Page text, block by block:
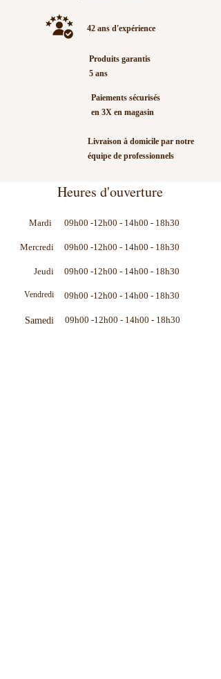
42 ans d'expérience
Produits garantis
5 ans
Paiements sécurisés
en 3X en magasin
Livraison à domicile par notre
équipe de professionnels
Heures d'ouverture
Mardi
Mercredi
Jeudi
Vendredi
Samedi
09h00 -12h00 - 14h00 - 18h30
09h00 -12h00 - 14h00 - 18h30
09h00 -12h00 - 14h00 - 18h30
09h00 -12h00 - 14h00 - 18h30
09h00 -12h00 - 14h00 - 18h30